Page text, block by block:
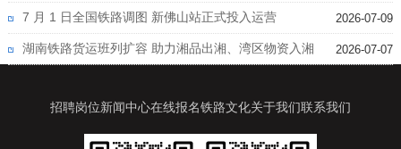
腐
7 月 1 日全国铁路调图 新佛山站正式投入运营 2026-07-09
湖南铁路货运班列扩容 助力湘品出湘、湾区物资入湘 2026-07-07
招聘岗位新闻中心在线报名铁路文化关于我们联系我们